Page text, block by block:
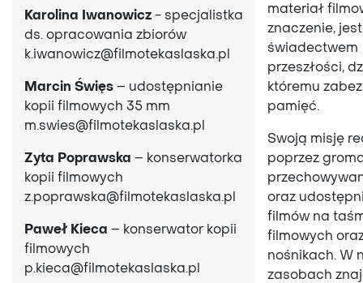
Karolina Iwanowicz - specjalistka
ds. opracowania zbiorów
k.iwanowicz@filmotekaslaska.pl
Marcin Święs – udostępnianie
kopii filmowych 35 mm
m.swies@filmotekaslaska.pl
Zyta Poprawska – konserwatorka
kopii filmowych
z.poprawska@filmotekaslaska.pl
Paweł Kieca – konserwator kopii
filmowych
p.kieca@filmotekaslaska.pl
materiał
znaczenie, jest
świadectwem
przeszłości,
któremu
pamięć.
Swoją misję
poprzez
oraz
filmów na
filmowych
nośnikach. W
zasobach